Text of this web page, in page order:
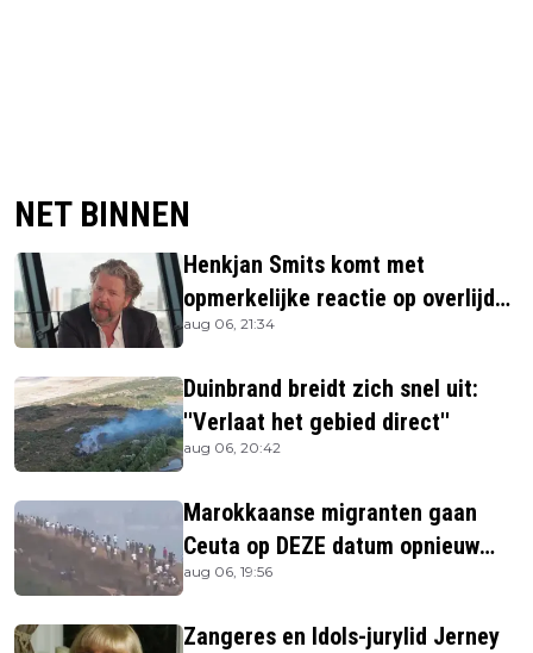
NET BINNEN
Henkjan Smits komt met
opmerkelijke reactie op overlijden
Jerney Kaagman
aug 06, 21:34
Duinbrand breidt zich snel uit:
''Verlaat het gebied direct''
aug 06, 20:42
Marokkaanse migranten gaan
Ceuta op DEZE datum opnieuw
bestormen
aug 06, 19:56
Zangeres en Idols-jurylid Jerney